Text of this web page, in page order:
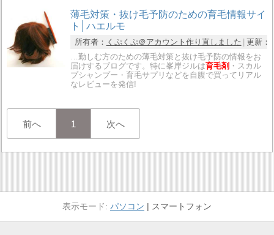
薄毛対策・抜け毛予防のための育毛情報サイ
ト│ハエルモ
所有者： くぷくぷ＠アカウント作り直しました 更新：
…勤しむ方のための薄毛対策と抜け毛予防の情報をお
届けするブログです。特に峯岸ジルは育毛剤 ・スカル
プシャンプー・育毛サプリなどを自腹で買ってリアル
なレビューを発信!
前へ 1 次へ
パソコン スマートフォン